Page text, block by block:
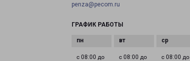
penza@pecom.ru
ГРАФИК РАБОТЫ
с 08:00 до
с 08:00 до
с 08:00 до